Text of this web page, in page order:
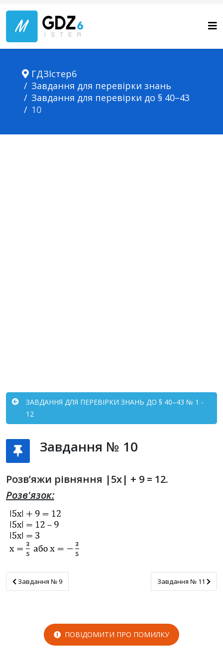
ГДЗІстер6
Завдання для перевірки знань
Завдання для перевірки до § 40–43
10
ЗАВДАННЯ ДЛЯ ПЕРЕВІРКИ ЗНАНЬ ДО § 40–43 № 1 -
12
Завдання № 10
Розв’яжи рівняння |5x| + 9 = 12.
Розв'язок:
Завдання № 9
Завдання № 9 Завдання № 11
Завдання № 11
ПОВІДОМИТИ ПРО ПОМИЛКУ